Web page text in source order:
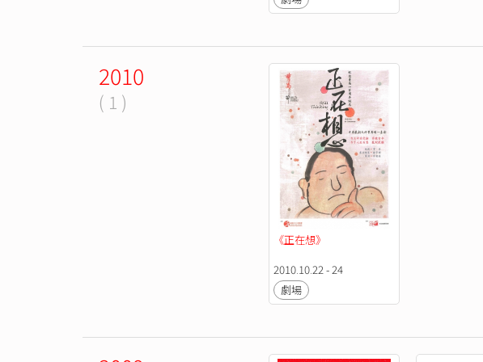
2010
( 1 )
《正在想》
2010.10.22 - 24
劇場